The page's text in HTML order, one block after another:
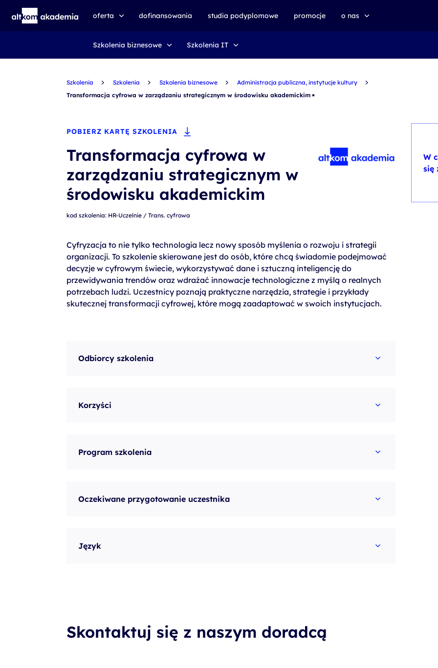
oferta
speexx
certyfikat DMI
kursy e-learningowe
szkolenia VR
szkolenia NIS2
szkolenia dla edukacji
szkolenia dla produkcji
szkolenia SAP
szkolenia SAS
formuły szkoleń MS
szkolenia
dofinansowania studia podyplomowe promocje o nas
Szkolenia biznesowe Szkolenia IT
Szkolenia Szkolenia Szkolenia biznesowe
Administracja publiczna, instytucje kultury
Transformacja cyfrowa w zarządzaniu strategicznym w środowisku akademickim
POBIERZ KARTĘ SZKOLENIA
Transformacja cyfrowa w
zarządzaniu strategicznym w
środowisku akademickim
kod szkolenia: HR-Uczelnie / Trans. cyfrowa
Cyfryzacja to nie tylko technologia lecz nowy sposób myślenia o rozwoju i strategii
organizacji. To szkolenie skierowane jest do osób, które chcą świadomie podejmować
decyzje w cyfrowym świecie, wykorzystywać dane i sztuczną inteligencję do
przewidywania trendów oraz wdrażać innowacje technologiczne z myślą o realnych
potrzebach ludzi. Uczestnicy poznają praktyczne narzędzia, strategie i przykłady
skutecznej transformacji cyfrowej, które mogą zaadaptować w swoich instytucjach.
Odbiorcy szkolenia
Korzyści
Program szkolenia
Oczekiwane przygotowanie uczestnika
Język
Skontaktuj się z naszym doradcą
W
się